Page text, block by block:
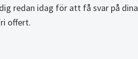
redan idag för att få svar på dina
offert.